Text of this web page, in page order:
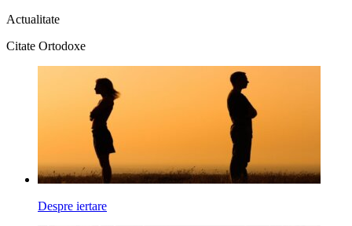
Actualitate
Citate Ortodoxe
Despre iertare